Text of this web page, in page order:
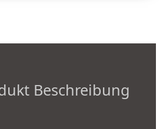
Beschreibung